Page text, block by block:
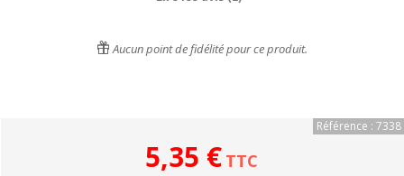
Aucun point de fidélité pour ce produit.
Référence : 7338
5,35 € TTC